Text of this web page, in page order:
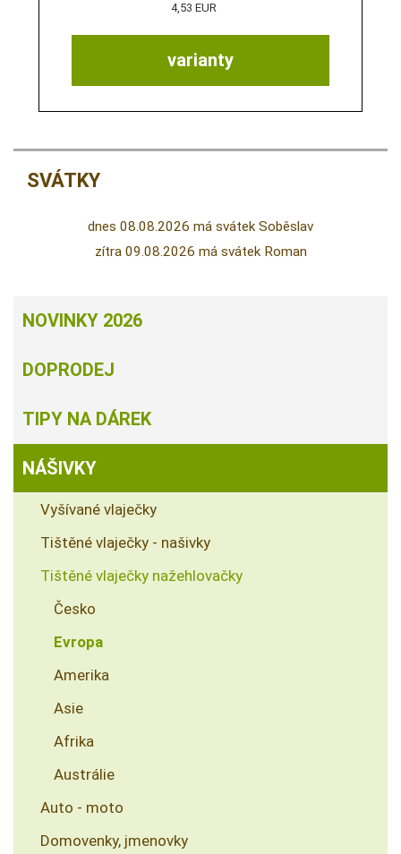
varianty
4,53 EUR
SVÁTKY
dnes 08.08.2026 má svátek Soběslav
zítra 09.08.2026 má svátek Roman
NOVINKY 2026
DOPRODEJ
TIPY NA DÁREK
NÁŠIVKY
Vyšívané vlaječky
Tištěné vlaječky - našivky
Tištěné vlaječky nažehlovačky
Česko
Evropa
Amerika
Asie
Afrika
Austrálie
Auto - moto
Domovenky, jmenovky